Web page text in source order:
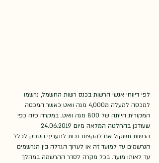
לפי דיווחי אנשי הרשות בכנס רשות החשמל, נרשמו
למכסה למעלה מ4,000 מגה וואט כאשר המכסה
המקורית הייתה של 800 מגה וואט. במקרה כזה כפי
שעודכן בהחלטה המלאה מיום 24.06.2019
הרשות תשקול אם להקצות זכות לתעריף הספק לכלל
הנרשמים עד למועד זה או לערוך הגרלה בין הנרשמים
עד לאותו מועד. בכל מקרה לסדר ההרשמה במהלך